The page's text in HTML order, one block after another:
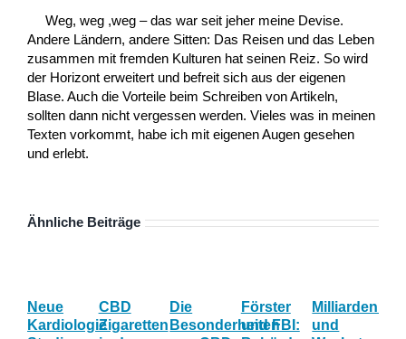
Weg, weg ,weg – das war seit jeher meine Devise.
Andere Ländern, andere Sitten: Das Reisen und das Leben
zusammen mit fremden Kulturen hat seinen Reiz. So wird
der Horizont erweitert und befreit sich aus der eigenen
Blase. Auch die Vorteile beim Schreiben von Artikeln,
sollten dann nicht vergessen werden. Vieles was in meinen
Texten vorkommt, habe ich mit eigenen Augen gesehen
und erlebt.
Ähnliche Beiträge
Neue
Kardiologie
CBD
Zigaretten
Die
Besonderheiten
Förster
und FBI:
und